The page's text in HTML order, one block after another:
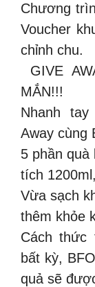
Chương
Voucher
chỉnh chu.
GIVE
MẮN!!!
️Nhanh
Away cùng
5 phần quà
tích
Vừa sạch
thêm khỏe
Cách thức
bất kỳ,
quả sẽ